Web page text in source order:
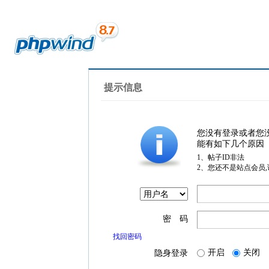
提示信息
您没有登录或者您
能有如下几个原因
1、帖子ID非法
2、您还不是站点会员
密 码
找回密码
隐身登录 开启 关闭